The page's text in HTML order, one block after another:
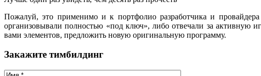
Пожалуй, это применимо и к портфолио разработчика и
организовывали полностью «под ключ», либо отвечали за активную
вами элементов, предложить новую оригинальную программу.
Закажите тимбилдинг